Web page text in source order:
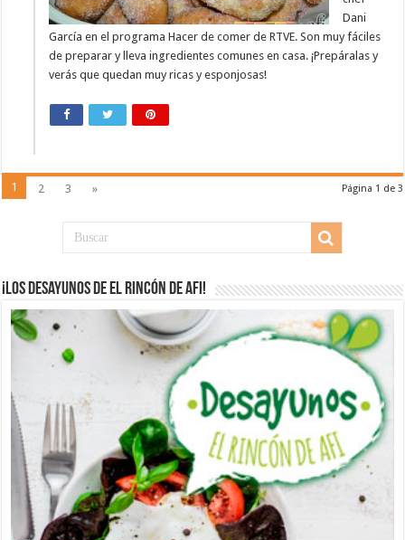
Dani
García en el programa Hacer de comer de RTVE. Son muy fáciles
de preparar y lleva ingredientes comunes en casa. ¡Prepáralas y
verás que quedan muy ricas y esponjosas!
Página 1 de 3
1 2 3 »
¡Los desayunos de El Rincón de Afi!